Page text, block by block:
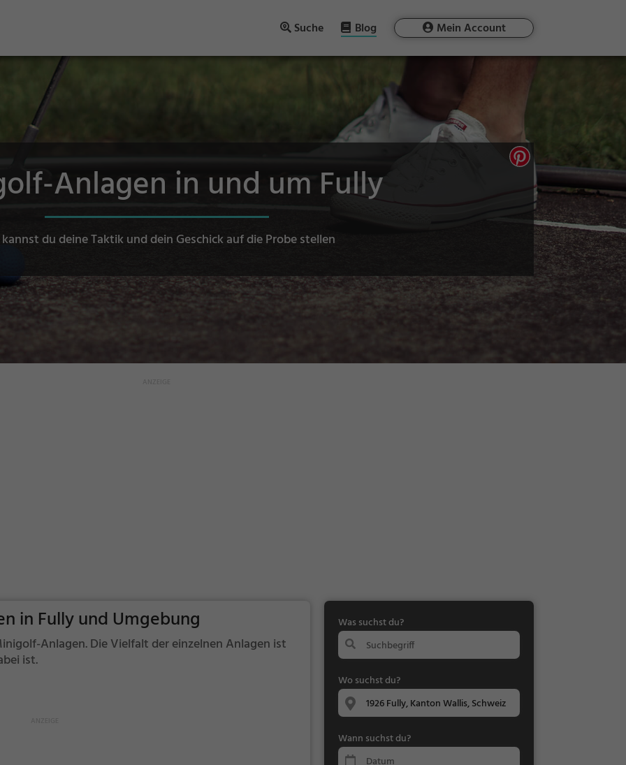
Suche Blog Mein Account
Anlagen in und um Fully
du deine Taktik und dein Geschick auf die Probe stellen
in Fully und Umgebung
Anlagen. Die Vielfalt der einzelnen Anlagen ist
ist.
Was suchst du?
Wo suchst du?
Wann suchst du?